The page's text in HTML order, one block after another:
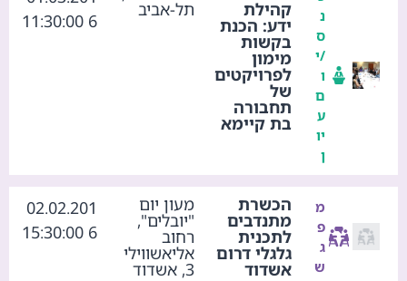
נ
ס
/י
ו
ם
ע
יו
ן
קהילת
ידע: הכנת
בקשות
מימון
לפרויקטים
של
תחבורה
בת קיימא
תל-אביב
6 11:30:00
מ
פ
ג
ש
הכשרת
מתנדבים
לתכנית
גלגלי דרום
אשדוד
מעון יום
"יובלים",
רחוב
אליאשווילי
3, אשדוד
02.02.201
6 15:30:00